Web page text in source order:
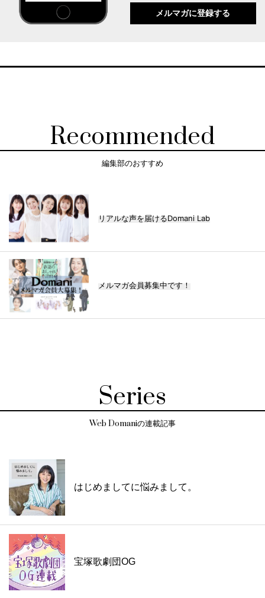
メルマガに登録する
Recommended
編集部のおすすめ
リアルな声を届けるDomani Lab
メルマガ会員募集中です！
Series
Web Domaniの連載記事
はじめましてに悩みまして。
宝塚歌劇団OG